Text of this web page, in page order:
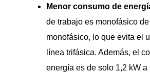
Menor consumo de
de trabajo es monofásico
monofásico, lo que evita el
línea trifásica. Además, el
energía es de solo 1,2 kW a